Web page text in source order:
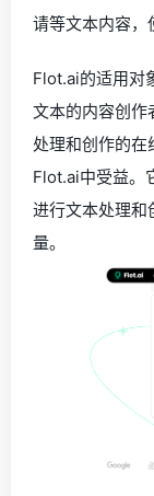
请等文本内容，
Flot.ai的适用对
文本的内容创作
处理和创作的在
Flot.ai中受益。
进行文本处理和
量。